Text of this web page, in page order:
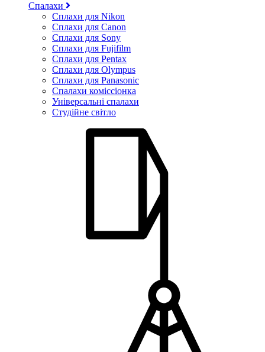
Спалахи
Сплахи для Nikon
Сплахи для Canon
Сплахи для Sony
Сплахи для Fujifilm
Сплахи для Pentax
Сплахи для Olympus
Сплахи для Panasonic
Спалахи коміссіонка
Універсальні спалахи
Студійне світло